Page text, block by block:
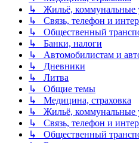
↳ Жильё, коммунальные
↳ Связь, телефон и
↳ Общественный
↳ Банки, налоги
↳ Автомобилистам и
↳ Дневники
↳ Литва
↳ Общие темы
↳ Медицина, страховка
↳ Жильё, коммунальные
↳ Связь, телефон и
↳ Общественный